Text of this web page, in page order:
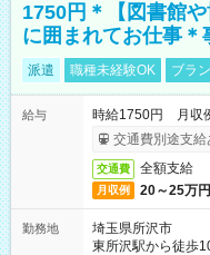
1750円＊【図書館
に囲まれてお仕事＊
派遣 職種未経験OK ブラ
給与
時給1750円 月収
交通費別途支給
交通費 全額支給
月収例 20～25万円
勤務地
埼玉県所沢市
東所沢駅から徒歩